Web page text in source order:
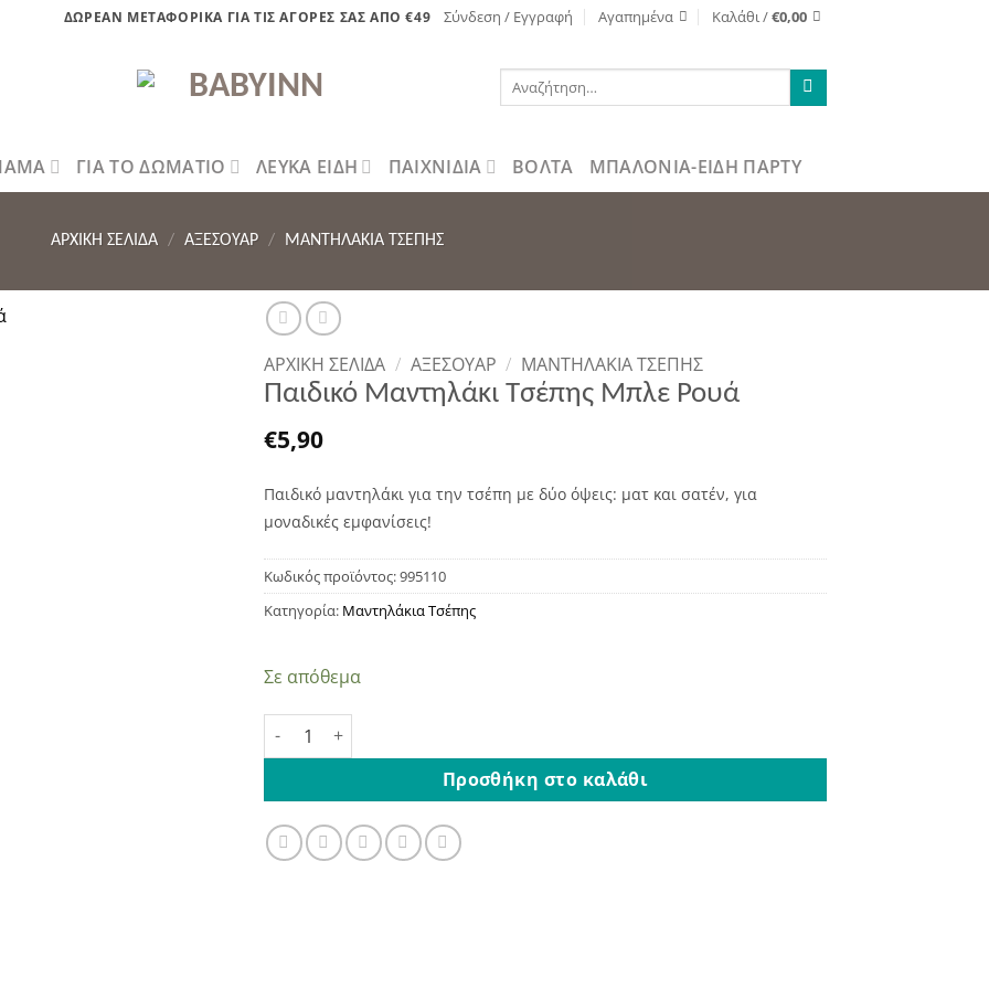
ΔΩΡΕΑΝ ΜΕΤΑΦΟΡΙΚΑ ΓΙΑ ΤΙΣ ΑΓΟΡΕΣ ΣΑΣ ΑΠΟ €49 Σύνδεση / Εγγραφή Αγαπημένα Καλάθι /€0,00
Αναζήτηση
ΓΙΑ ΤΟ ΔΩΜΑΤΙΟ ΛΕΥΚΑ ΕΙΔΗ ΠΑΙΧΝΙΔΙΑ ΒΌΛΤΑ ΜΠΑΛΟΝΙΑ-ΕΙΔΗ ΠΑΡΤΥ
ΑΡΧΙΚΉ ΣΕΛΊΔΑ / ΑΞΕΣΟΥΑΡ / ΜΑΝΤΗΛΆΚΙΑ ΤΣΈΠΗΣ
ΑΡΧΙΚΉ ΣΕΛΊΔΑ / ΑΞΕΣΟΥΑΡ / ΜΑΝΤΗΛΆΚΙΑ ΤΣΈΠΗΣ
Παιδικό Μαντηλάκι Τσέπης Μπλε Ρουά
€5,90
Παιδικό μαντηλάκι για την τσέπη με δύο όψεις: ματ και σατέν, για
μοναδικές εμφανίσεις!
Κωδικός προϊόντος:995110
Κατηγορία: Μαντηλάκια Τσέπης
Σε απόθεμα
Παιδικό Μαντηλάκι Τσέπης Μπλε Ρουά ποσότητα
Προσθήκη στο καλάθι